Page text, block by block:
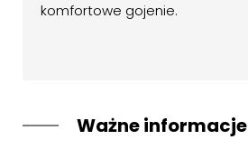
komfortowe gojenie.
Ważne informacje